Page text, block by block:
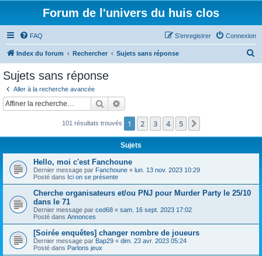
Forum de l'univers du huis clos
FAQ Connexion
S’enregistrer
Index du forum Rechercher Sujets sans réponse
c
Sujets sans réponse
Aller à la recherche avancée
Rechercher
101 résultats trouvés 1 2 3 4 5
Sujets
Hello, moi c'est Fanchoune
Dernier message par Fanchoune « lun. 13 nov. 2023 10:29
Posté dans Ici on se présente
Cherche organisateurs et/ou PNJ pour Murder Party le 25/10
dans le 71
Dernier message par ced68 « sam. 16 sept. 2023 17:02
Posté dans Annonces
[Soirée enquêtes] changer nombre de joueurs
Dernier message par Bap29 « dim. 23 avr. 2023 05:24
Posté dans Parlons jeux